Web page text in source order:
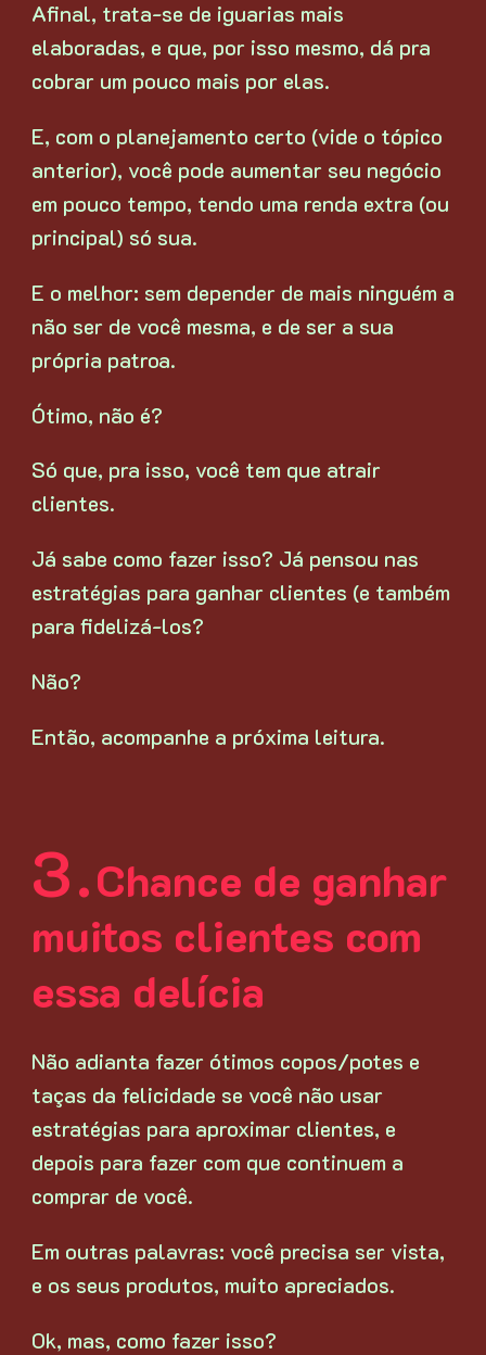
Afinal, trata-se de iguarias mais
elaboradas, e que, por isso mesmo, dá pra
cobrar um pouco mais por elas.
E, com o planejamento certo (vide o tópico
anterior), você pode aumentar seu negócio
em pouco tempo, tendo uma renda extra (ou
principal) só sua.
E o melhor: sem depender de mais ninguém a
não ser de você mesma, e de ser a sua
própria patroa.
Ótimo, não é?
Só que, pra isso, você tem que atrair
clientes.
Já sabe como fazer isso? Já pensou nas
estratégias para ganhar clientes (e também
para fidelizá-los?
Não?
Então, acompanhe a próxima leitura.
Chance de ganhar
muitos clientes com
essa delícia
Não adianta fazer ótimos copos/potes e
taças da felicidade se você não usar
estratégias para aproximar clientes, e
depois para fazer com que continuem a
comprar de você.
Em outras palavras: você precisa ser vista,
e os seus produtos, muito apreciados.
Ok, mas, como fazer isso?